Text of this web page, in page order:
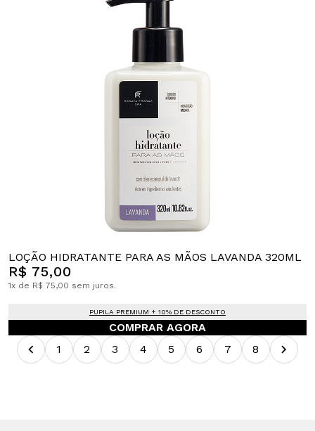
LOÇÃO HIDRATANTE PARA AS MÃOS LAVANDA 320ML
R$ 75,00
1x de R$ 75,00 sem juros.
PUPILA PREMIUM + 10% DE DESCONTO
COMPRAR AGORA
1
2 3 4 5 6 7 8